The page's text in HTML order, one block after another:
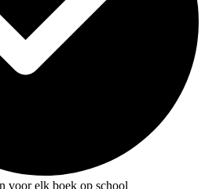
voor elk boek op school